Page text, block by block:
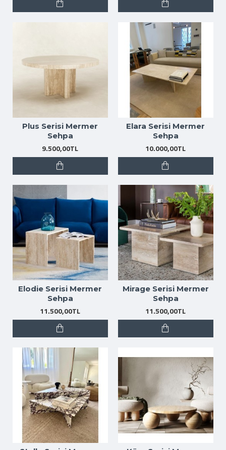
Plus Serisi Mermer
Sehpa
9.500,00TL
Elara Serisi Mermer
Sehpa
10.000,00TL
Elodie Serisi Mermer
Sehpa
11.500,00TL
Mirage Serisi Mermer
Sehpa
11.500,00TL